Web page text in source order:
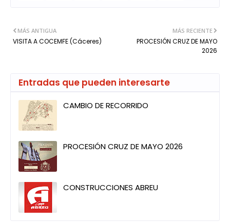
MÁS RECIENTE
PROCESIÓN CRUZ DE MAYO
2026
MÁS ANTIGUA
VISITA A COCEMFE (Cáceres)
Entradas que pueden interesarte
CAMBIO DE RECORRIDO
PROCESIÓN CRUZ DE MAYO 2026
CONSTRUCCIONES ABREU